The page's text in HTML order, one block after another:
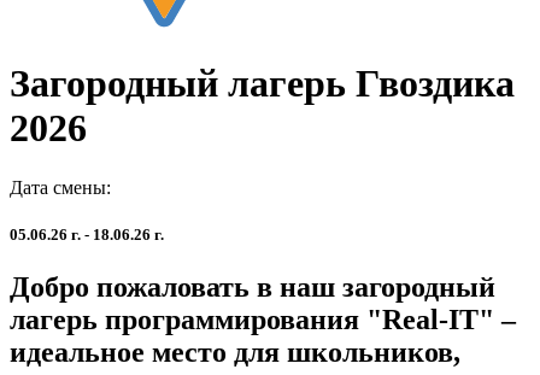
Загородный лагерь Гвоздика
2026
Дата смены:
05.06.26 г. - 18.06.26 г.
Добро пожаловать в наш загородный
лагерь программирования "Real-IT" –
идеальное место для школьников,